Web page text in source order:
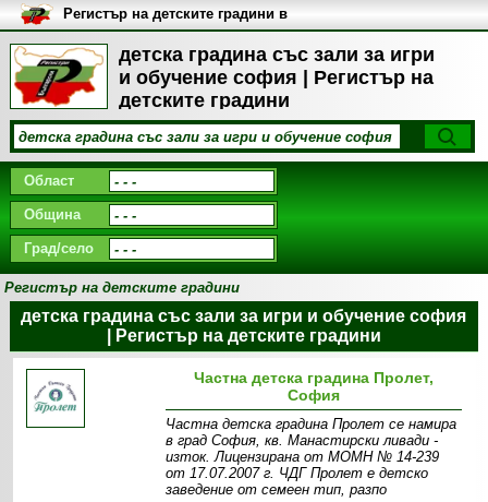
детска градина със зали за игри
и обучение софия | Регистър на
детските градини
Регистър на детските градини в
България
Област
Община
Град/село
Регистър на детските градини
детска градина със зали за игри и обучение софия
| Регистър на детските градини
Частна детска градина Пролет,
София
Частна детска градина Пролет се намира
в град София, кв. Манастирски ливади -
изток. Лицензирана от МОМН № 14-239
от 17.07.2007 г. ЧДГ Пролет е детско
заведение от семеен тип, разпо